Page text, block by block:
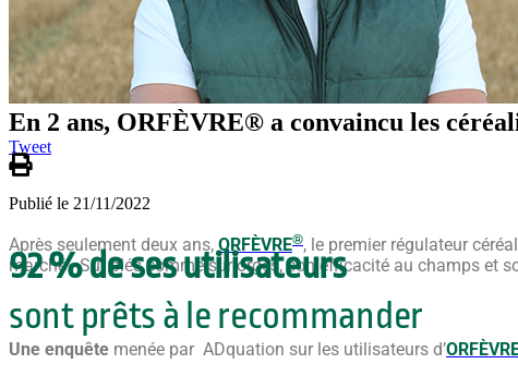
En 2 ans, ORFÈVRE® a convaincu les
Tweet
Publié le 21/11/2022
Après seulement deux ans,ORFÈVRE®, le premier régulateur
marché. Sur blés comme sur orges, son efficacité au champs et
92 % de ses utilisateurs
sont prêts à le recommander
Une enquête menée par ADquation sur les utilisateurs d’